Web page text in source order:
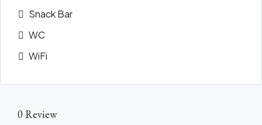
Snack Bar
WC
WiFi
0 Review